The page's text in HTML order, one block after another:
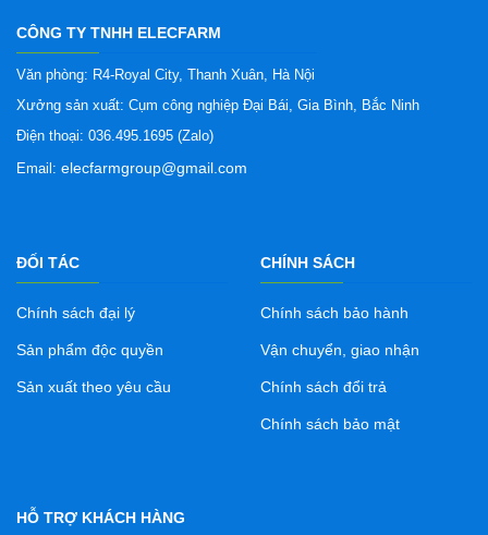
CÔNG TY TNHH ELECFARM
Văn phòng: R4-Royal City, Thanh Xuân, Hà Nội
Xưởng sản xuất: Cụm công nghiệp Đại Bái, Gia Bình, Bắc Ninh
Điện thoại: 036.495.1695 (Zalo)
Email: elecfarmgroup@gmail.com
ĐỐI TÁC
Chính sách đại lý
Sản phẩm độc quyền
Sản xuất theo yêu cầu
CHÍNH SÁCH
Chính sách bảo hành
Vận chuyển, giao nhận
Chính sách đổi trả
Chính sách bảo mật
HỖ TRỢ KHÁCH HÀNG